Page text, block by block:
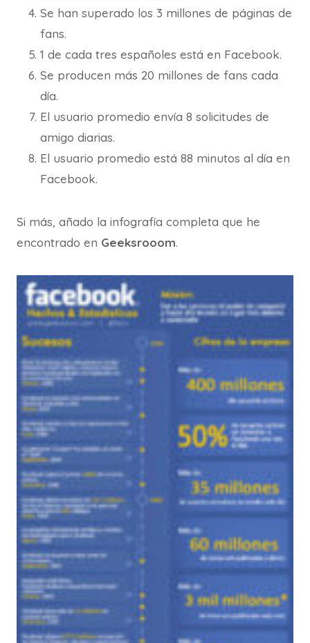
Se han superado los 3 millones de páginas de
fans.
1 de cada tres españoles está en Facebook.
Se producen más 20 millones de fans cada
día.
El usuario promedio envía 8 solicitudes de
amigo diarias.
El usuario promedio está 88 minutos al día en
Facebook.
Si más, añado la infografía completa que he
encontrado en Geeksrooom.